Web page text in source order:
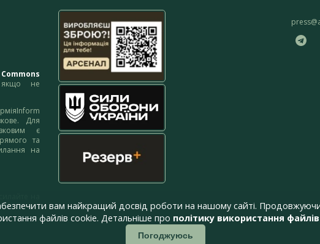
не
Для
є
та
на
вам найкращий досвід роботи на нашому сайті.
файлів cookie. Детальніше про політику використання
Погоджуюсь